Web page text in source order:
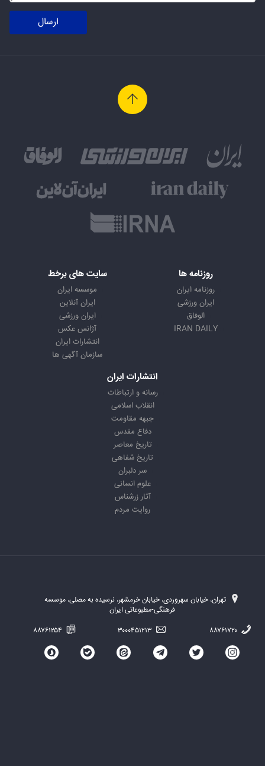
ارسال
روزنامه ها
روزنامه ایران
ایران ورزشی
الوفاق
IRAN DAILY
سایت های برخط
موسسه ایران
ایران آنلاین
ایران ورزشی
آژانس عکس
انتشارات ایران
سازمان آگهی ها
انتشارات ایران
رسانه و ارتباطات
انقلاب اسلامی
جبهه مقاومت
دفاع مقدس
تاریخ معاصر
تاریخ شفاهی
سر دلبران
علوم انسانی
آثار زرشناس
روایت مردم
تهران، خیابان سهروردی، خیابان خرمشهر، نرسیده به مصلی، موسسه
فرهنگی-مطبوعاتی ایران